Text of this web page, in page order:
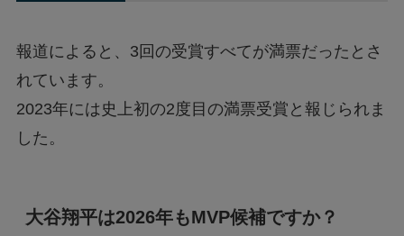
報道によると、3回の受賞すべてが満票だったとさ
れています。
2023年には史上初の2度目の満票受賞と報じられま
した。
大谷翔平は2026年もMVP候補ですか？